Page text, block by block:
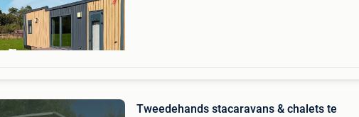
Tweedehands stacaravans & chalets te